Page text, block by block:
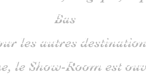
Bas
les autres
le Show-Room est